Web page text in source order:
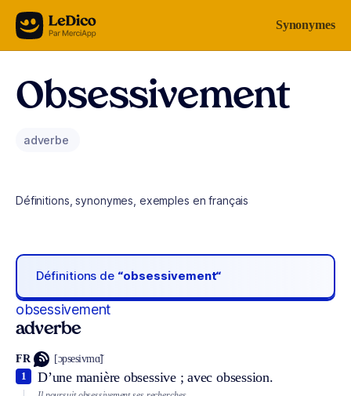
Aller au contenu Synonymes
Obsessivement
adverbe
Définitions, synonymes, exemples en français
Définitions de “obsessivement“
obsessivement
adverbe
FR [ɔpsesivmɑ̃]
D’une manière obsessive ; avec obsession.
1